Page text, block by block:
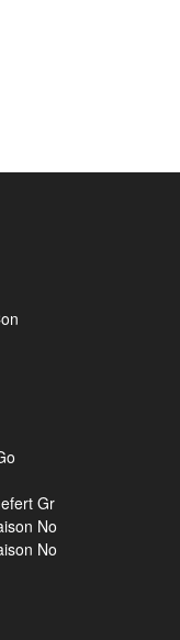
Gr
No
No